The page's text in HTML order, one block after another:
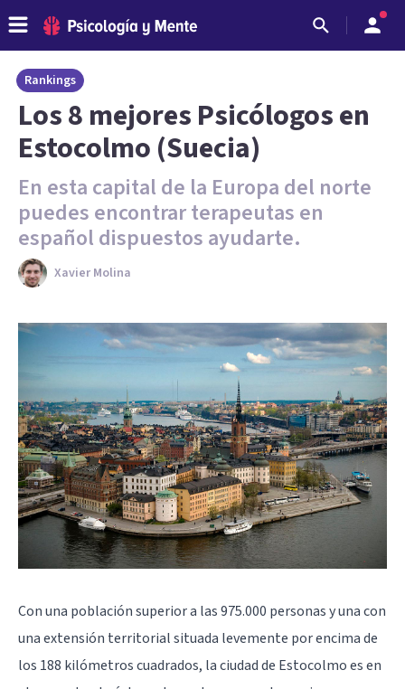
Rankings
Los 8 mejores Psicólogos en
Estocolmo (Suecia)
En esta capital de la Europa del norte
puedes encontrar terapeutas en
español dispuestos ayudarte.
Xavier Molina
Con una población superior a las 975.000 personas y una con
una extensión territorial situada levemente por encima de
los 188 kilómetros cuadrados, la ciudad de Estocolmo es en